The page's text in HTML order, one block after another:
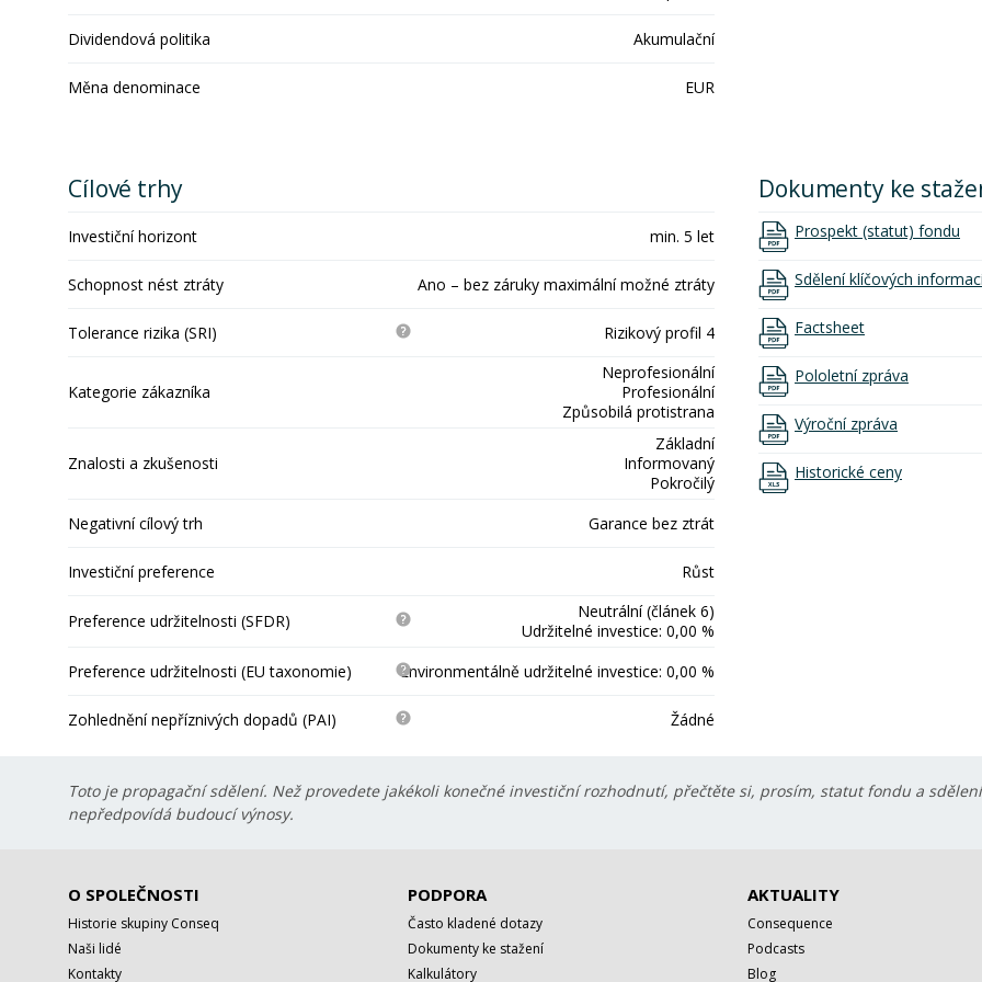
Dividendová politika Akumulační
Měna denominace EUR
Cílové trhy
Investiční horizont min. 5 let
Schopnost nést ztráty Ano – bez záruky maximální možné ztráty
Tolerance rizika (SRI) Rizikový profil 4
Kategorie zákazníka
Neprofesionální
Profesionální
Způsobilá protistrana
Znalosti a zkušenosti
Základní
Informovaný
Pokročilý
Negativní cílový trh
Garance bez ztrát
Investiční preference Růst
Preference udržitelnosti (SFDR)
Neutrální (článek 6)
Udržitelné investice: 0,00 %
Preference udržitelnosti (EU taxonomie)
Environmentálně udržitelné investice: 0,00 %
Zohlednění nepříznivých dopadů (PAI) Žádné
Dokumenty ke
Prospekt (statut) fondu
Sdělení klíčových
Factsheet
Pololetní zpráva
Výroční zpráva
Historické ceny
Toto je propagační sdělení. Než provedete jakékoli konečné investiční rozhodnutí, přečtěte si, prosím, statut fondu a
nepředpovídá budoucí výnosy.
O SPOLEČNOSTI
Historie skupiny Conseq
Naši lidé
Kontakty
PODPORA
Často kladené dotazy
Dokumenty ke stažení
Kalkulátory
AKTUALITY
Consequence
Podcasts
Blog